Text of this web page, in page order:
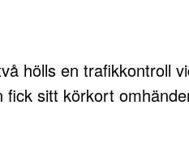
hölls en trafikkontroll
fick sitt körkort